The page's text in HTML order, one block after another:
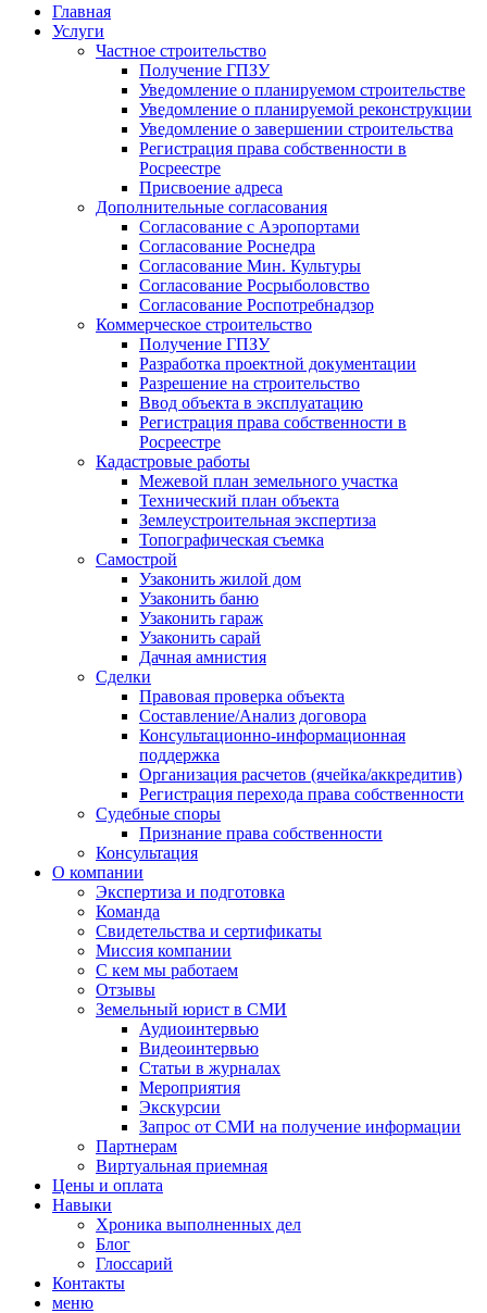
Главная
Услуги
Частное строительство
Получение ГПЗУ
Уведомление о планируемом строительстве
Уведомление о планируемой реконструкции
Уведомление о завершении строительства
Регистрация права собственности в
Росреестре
Присвоение адреса
Дополнительные согласования
Согласование с Аэропортами
Согласование Роснедра
Согласование Мин. Культуры
Согласование Росрыболовство
Согласование Роспотребнадзор
Коммерческое строительство
Получение ГПЗУ
Разработка проектной документации
Разрешение на строительство
Ввод объекта в эксплуатацию
Регистрация права собственности в
Росреестре
Кадастровые работы
Межевой план земельного участка
Технический план объекта
Землеустроительная экспертиза
Топографическая съемка
Самострой
Узаконить жилой дом
Узаконить баню
Узаконить гараж
Узаконить сарай
Дачная амнистия
Сделки
Правовая проверка объекта
Составление/Анализ договора
Консультационно-информационная
поддержка
Организация расчетов (ячейка/аккредитив)
Регистрация перехода права собственности
Судебные споры
Признание права собственности
Консультация
О компании
Экспертиза и подготовка
Команда
Свидетельства и сертификаты
Миссия компании
С кем мы работаем
Отзывы
Земельный юрист в СМИ
Аудиоинтервью
Видеоинтервью
Статьи в журналах
Мероприятия
Экскурсии
Запрос от СМИ на получение информации
Партнерам
Виртуальная приемная
Цены и оплата
Навыки
Хроника выполненных дел
Блог
Глоссарий
Контакты
меню